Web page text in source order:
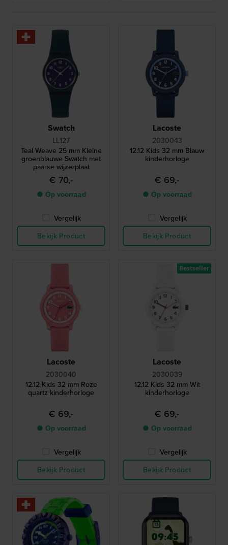
Swatch
LL127
Teal Weave 25 mm Kleine
groenblauwe Swatch met
paarse wijzerplaat
€ 70,-
● Op voorraad
Vergelijk
Bekijk Product
Lacoste
2030043
12.12 Kids 32 mm Blauw
kinderhorloge
€ 69,-
● Op voorraad
Vergelijk
Bekijk Product
Lacoste
2030040
12.12 Kids 32 mm Roze
quartz kinderhorloge
€ 69,-
● Op voorraad
Vergelijk
Bekijk Product
Lacoste
2030039
12.12 Kids 32 mm Wit
kinderhorloge
€ 69,-
● Op voorraad
Vergelijk
Bekijk Product
Bestseller